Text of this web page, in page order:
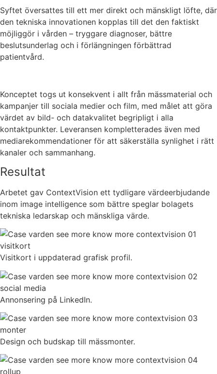
Syftet översattes till ett mer direkt och mänskligt löfte, där
den tekniska innovationen kopplas till det den faktiskt
möjliggör i vården – tryggare diagnoser, bättre
beslutsunderlag och i förlängningen förbättrad
patientvård.
Konceptet togs ut konsekvent i allt från mässmaterial och
kampanjer till sociala medier och film, med målet att göra
värdet av bild- och datakvalitet begripligt i alla
kontaktpunkter. Leveransen kompletterades även med
mediarekommendationer för att säkerställa synlighet i rätt
kanaler och sammanhang.
Resultat
Arbetet gav ContextVision ett tydligare värdeerbjudande
inom image intelligence som bättre speglar bolagets
tekniska ledarskap och mänskliga värde.
Visitkort i uppdaterad grafisk profil.
Annonsering på LinkedIn.
Design och budskap till mässmonter.